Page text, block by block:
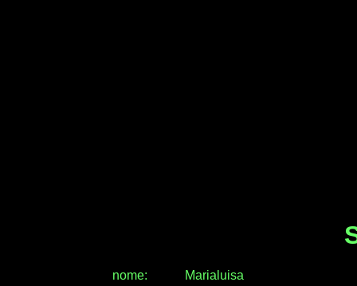
nome: Marialuisa